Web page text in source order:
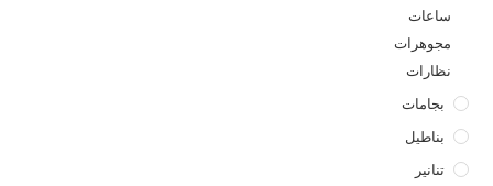
ساعات
مجوهرات
نظارات
بجامات
بناطيل
تنانير